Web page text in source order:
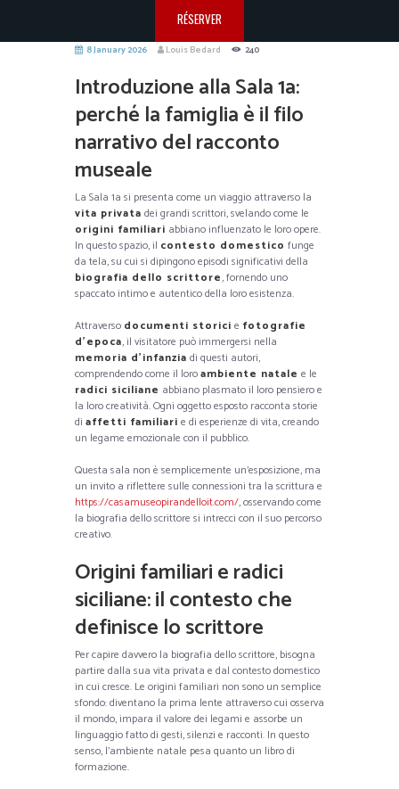
RÉSERVER
8 January 2026 Louis Bedard 240
Introduzione alla Sala 1a:
perché la famiglia è il filo
narrativo del racconto
museale
La Sala 1a si presenta come un viaggio attraverso la
vita privata dei grandi scrittori, svelando come le
origini familiari abbiano influenzato le loro opere.
In questo spazio, il contesto domestico funge
da tela, su cui si dipingono episodi significativi della
biografia dello scrittore, fornendo uno
spaccato intimo e autentico della loro esistenza.
Attraverso documenti storici e fotografie
d’epoca, il visitatore può immergersi nella
memoria d’infanzia di questi autori,
comprendendo come il loroambiente natale e le
radici siciliane abbiano plasmato il loro pensiero e
la loro creatività. Ogni oggetto esposto racconta storie
di affetti familiari e di esperienze di vita, creando
un legame emozionale con il pubblico.
Questa sala non è semplicemente un’esposizione, ma
un invito a riflettere sulle connessioni tra la scrittura e
https://casamuseopirandelloit.com/, osservando come
la biografia dello scrittore si intrecci con il suo percorso
creativo.
Origini familiari e radici
siciliane: il contesto che
definisce lo scrittore
Per capire davvero la biografia dello scrittore, bisogna
partire dalla sua vita privata e dal contesto domestico
in cui cresce. Le origini familiari non sono un semplice
sfondo: diventano la prima lente attraverso cui osserva
il mondo, impara il valore dei legami e assorbe un
linguaggio fatto di gesti, silenzi e racconti. In questo
senso, l’ambiente natale pesa quanto un libro di
formazione.